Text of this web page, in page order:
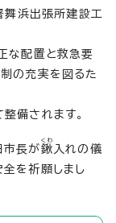
舞浜出張所建設工
な配置と救急要
の充実を図るた
備されます。
市長が鍬
くわ
入れの儀
を祈願しまし